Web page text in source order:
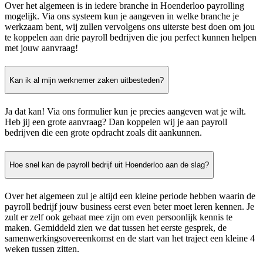
Over het algemeen is in iedere branche in Hoenderloo payrolling
mogelijk. Via ons systeem kun je aangeven in welke branche je
werkzaam bent, wij zullen vervolgens ons uiterste best doen om jou
te koppelen aan drie payroll bedrijven die jou perfect kunnen helpen
met jouw aanvraag!
Kan ik al mijn werknemer zaken uitbesteden?
Ja dat kan! Via ons formulier kun je precies aangeven wat je wilt.
Heb jij een grote aanvraag? Dan koppelen wij je aan payroll
bedrijven die een grote opdracht zoals dit aankunnen.
Hoe snel kan de payroll bedrijf uit Hoenderloo aan de slag?
Over het algemeen zul je altijd een kleine periode hebben waarin de
payroll bedrijf jouw business eerst even beter moet leren kennen. Je
zult er zelf ook gebaat mee zijn om even persoonlijk kennis te
maken. Gemiddeld zien we dat tussen het eerste gesprek, de
samenwerkingsovereenkomst en de start van het traject een kleine 4
weken tussen zitten.